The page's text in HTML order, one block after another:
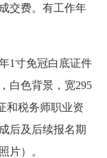
交费。有工作年
1寸免冠白底证件
白色背景，宽295
和税务师职业资
后及后续报名期
片）。